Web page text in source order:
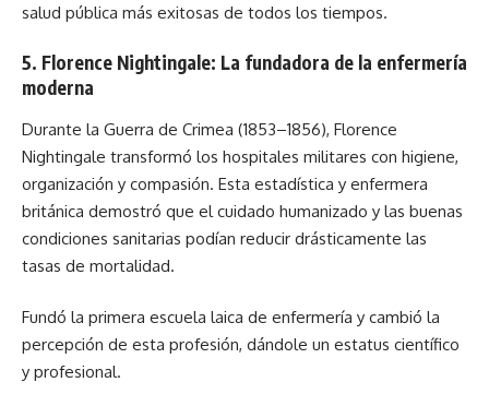
salud pública más exitosas de todos los tiempos.
5. Florence Nightingale: La fundadora de la enfermería
moderna
Durante la Guerra de Crimea (1853–1856), Florence
Nightingale transformó los hospitales militares con higiene,
organización y compasión. Esta estadística y enfermera
británica demostró que el cuidado humanizado y las buenas
condiciones sanitarias podían reducir drásticamente las
tasas de mortalidad.
Fundó la primera escuela laica de enfermería y cambió la
percepción de esta profesión, dándole un estatus científico
y profesional.